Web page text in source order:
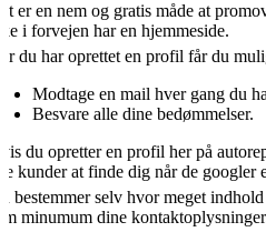
er en nem og gratis måde at
i forvejen har en hjemmeside.
du har oprettet en profil får du
Modtage en mail hver gang du
Besvare alle dine bedømmelser.
du opretter en profil her på
kunder at finde dig når de googler
bestemmer selv hvor meget
minumum dine